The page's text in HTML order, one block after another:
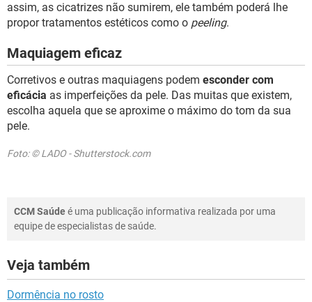
assim, as cicatrizes não sumirem, ele também poderá lhe
propor tratamentos estéticos como o peeling.
Maquiagem eficaz
Corretivos e outras maquiagens podem esconder com
eficácia as imperfeições da pele. Das muitas que existem,
escolha aquela que se aproxime o máximo do tom da sua
pele.
Foto: © LADO - Shutterstock.com
CCM Saúdeé uma publicação informativa realizada por uma
equipe de especialistas de saúde.
Veja também
Dormência no rosto